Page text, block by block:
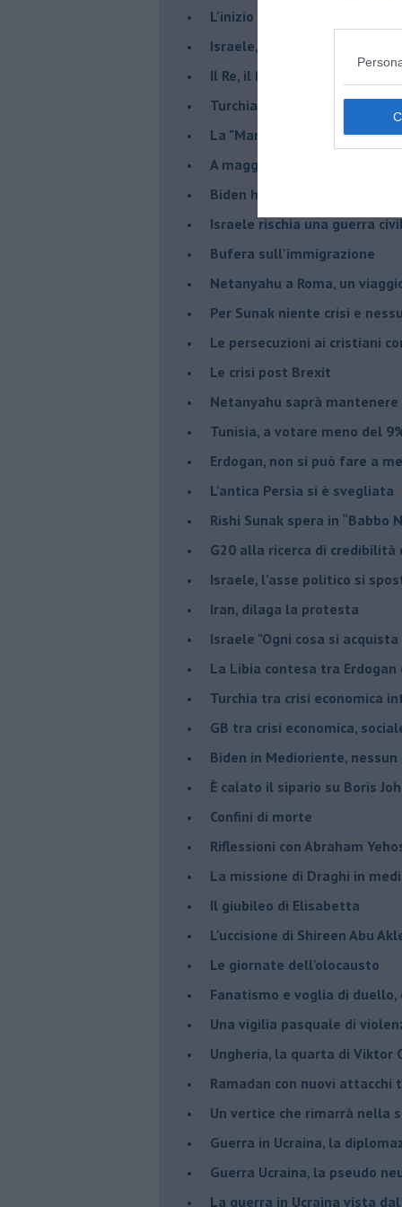
L'inizio del “secolo della
Israele, deciderà il borsone
Il Re, il Primo Ministro, il
Turchia al voto, Erdogan in
La "Marcia dei vivi" per non
A maggio le urne
Biden ha fatto infuriare la
Israele rischia una guerra
Bufera sull'immigrazione
Netanyahu a Roma, un
Per Sunak niente crisi e
Le persecuzioni ai cristiani
Le crisi post Brexit
Netanyahu saprà
Tunisia, a votare meno del
Erdogan, non si può fare a
L'antica Persia si è svegliata
Rishi Sunak spera in “Babbo
G20 alla ricerca di
Israele, l'asse politico si
Iran, dilaga la protesta
Israele "Ogni cosa si
La Libia contesa tra Erdogan
Turchia tra crisi economica
GB tra crisi economica,
Biden in Medioriente, nessun
È calato il sipario su Boris
Confini di morte
Riflessioni con Abraham
La missione di Draghi in
Il giubileo di Elisabetta
L'uccisione di Shireen Abu
Le giornate dell'olocausto
Fanatismo e voglia di
Una vigilia pasquale di
Ungheria, la quarta di Viktor
Ramadan con nuovi attacchi
Un vertice che rimarrà nella
Guerra in Ucraina, la
Guerra Ucraina, la pseudo
La guerra in Ucraina vista